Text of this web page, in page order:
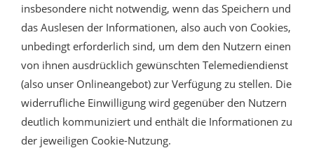
insbesondere nicht notwendig, wenn das Speichern und
das Auslesen der Informationen, also auch von Cookies,
unbedingt erforderlich sind, um dem den Nutzern einen
von ihnen ausdrücklich gewünschten Telemediendienst
(also unser Onlineangebot) zur Verfügung zu stellen. Die
widerrufliche Einwilligung wird gegenüber den Nutzern
deutlich kommuniziert und enthält die Informationen zu
der jeweiligen Cookie-Nutzung.